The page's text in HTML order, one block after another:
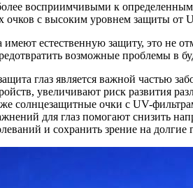
восприимчивыми к
с высоким уровнем защиты от
естественную защиту, это не
возможные проблемы в
глаз является важной частью
увеличивают риск развития
солнцезащитные очки с UV-
для глаз помогают снизить
и сохранить зрение на долгие